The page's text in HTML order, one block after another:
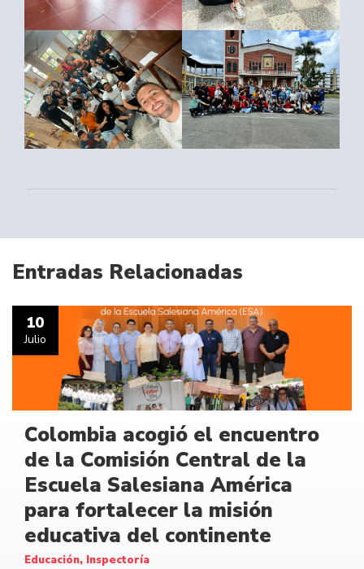
Entradas Relacionadas
10
Julio
Colombia acogió el encuentro
de la Comisión Central de la
Escuela Salesiana América
para fortalecer la misión
educativa del continente
Educación, Inspectoría